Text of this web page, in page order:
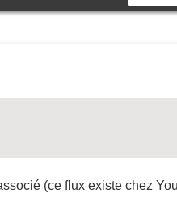
(ce flux existe chez